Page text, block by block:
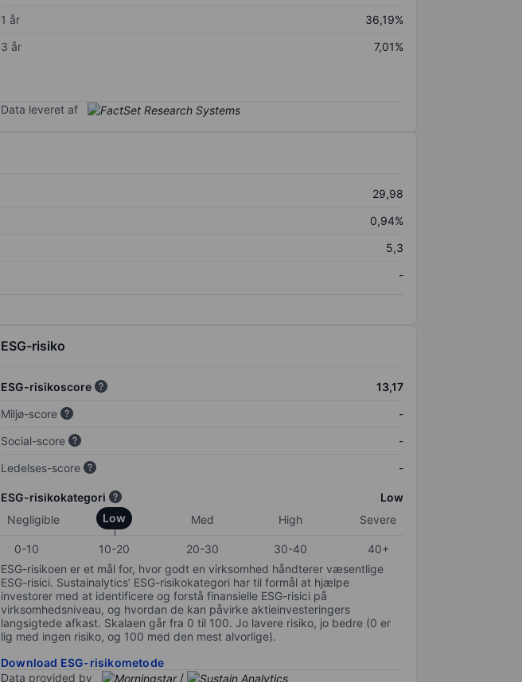
1 år
36,19%
3 år
7,01%
Data leveret af
29,98
0,94%
5,3
-
ESG-risiko
ESG-risikoscore
13,17
Miljø-score
-
Social-score
-
Ledelses-score
-
ESG-risikokategori
Low
Negligible
Low Med High Severe
0-10 10-20 20-30 30-40
40+
ESG-risikoen er et mål for, hvor godt en virksomhed håndterer væsentlige
ESG-risici. Sustainalytics’ ESG-risikokategori har til formål at hjælpe
investorer med at identificere og forstå finansielle ESG-risici på
virksomhedsniveau, og hvordan de kan påvirke aktieinvesteringers
langsigtede afkast. Skalaen går fra 0 til 100. Jo lavere risiko, jo bedre (0 er
lig med ingen risiko, og 100 med den mest alvorlige).
Download ESG-risikometode
Data provided by
/